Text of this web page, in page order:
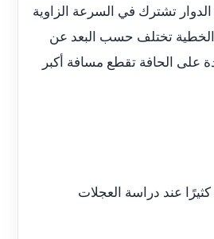
تشترك في السرعة الزاوية
تختلف حسب البعد عن
على الحافة تقطع مسافة أكبر
عند دراسة العجلات